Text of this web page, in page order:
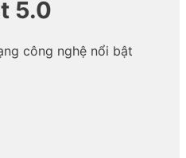
5.0
công nghệ nổi bật